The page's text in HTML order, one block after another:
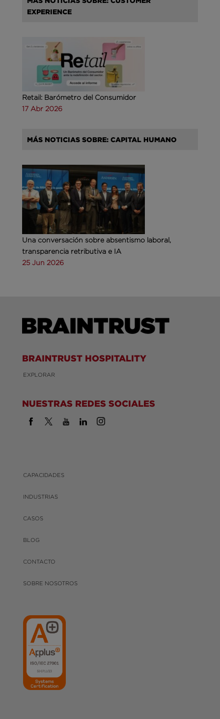
EXPERIENCE
Retail: Barómetro del Consumidor
17 Abr 2026
MÁS NOTICIAS SOBRE: CAPITAL HUMANO
Una conversación sobre absentismo laboral,
transparencia retributiva e IA
25 Jun 2026
BRAINTRUST HOSPITALITY
EXPLORAR
NUESTRAS REDES SOCIALES
CAPACIDADES
INDUSTRIAS
CASOS
BLOG
CONTACTO
SOBRE NOSOTROS